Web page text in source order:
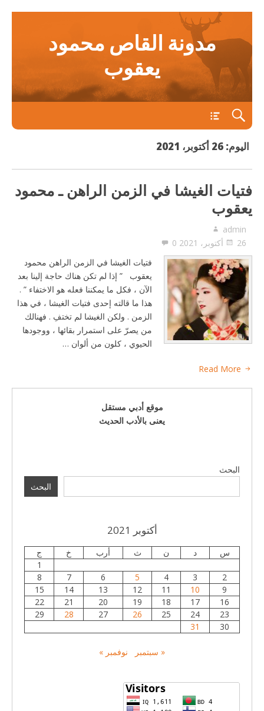
مدونة القاص محمود
يعقوب
main
اليوم: 26 أكتوبر، 2021
فتيات الغيشا في الزمن الراهن ـ محمود
يعقوب
admin
26 أكتوبر، 2021
0
فتيات الغيشا في الزمن الراهن محمود
يعقوب ” إذا لم تكن هناك حاجة إلينا بعد
الآن ، فكل ما يمكننا فعله هو الاختفاء ” .
هذا ما قالته إحدى فتيات الغيشا ، في هذا
الزمن . ولكن الغيشا لم تختفِ . فهنالك
من يصرّ على استمرار بقائها ، ووجودها
الحيوي ، كلون من ألوان …
Read More
موقع أدبي مستقل
يعنى بالأدب الحديث
البحث
البحث
أكتوبر 2021
س د ن ث أرب خ
ج
1
2
3
4
5
6
7
8
9
10
11
12
13
14
15
16
17
18
19
20
21
22
23
24
25
26
27
28
29
30
31
« سبتمبر نوفمبر »